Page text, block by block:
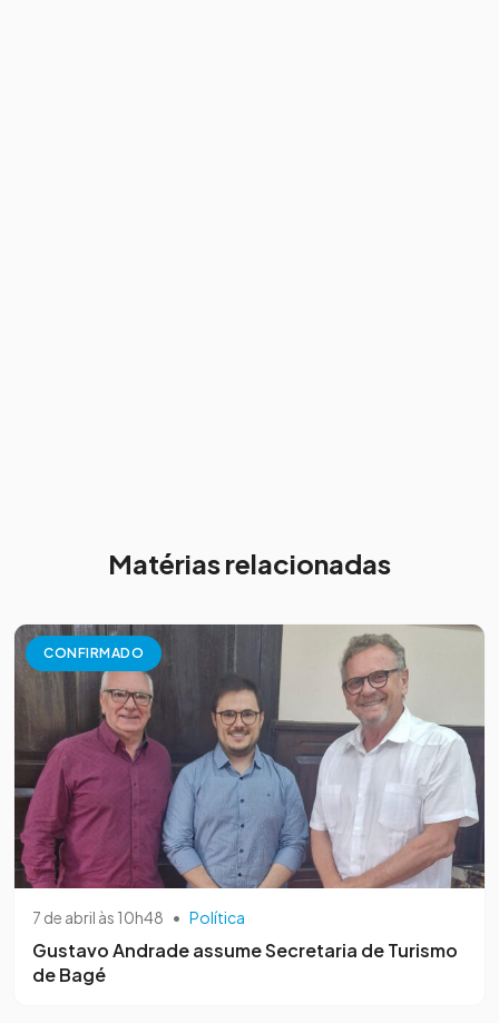
Matérias relacionadas
CONFIRMADO
7 de abril às 10h48 • Política
Gustavo Andrade assume Secretaria de Turismo
de Bagé